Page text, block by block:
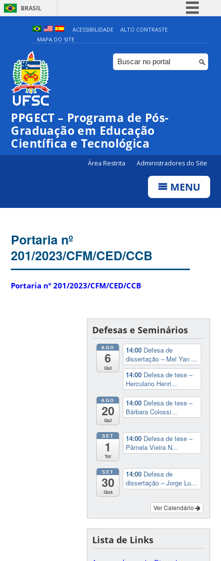
BRASIL
Simplifique!
Comunica BR
Participe
ACESSIBILIDADE
ALTO CONTRASTE
MAPA DO SITE
PPGECT – Programa de Pós-
Graduação em Educação
Científica e Tecnológica
Área Restrita Administradores do Site
MENU
Portaria nº
201/2023/CFM/CED/CCB
Portaria nº 201/2023/CFM/CED/CCB
Defesas e Seminários
AGO
6
Qui
14:00 Defesa de
dissertação – Mel Yan ...
14:00 Defesa de tese –
Herculano Henri...
AGO
20
Qui
14:00 Defesa de tese –
Bárbara Colossi...
SET
1
Ter
14:00 Defesa de tese –
Pâmela Vieira N...
SET
30
Qua
14:00 Defesa de
dissertação – Jorge Lu...
Ver Calendário
Lista de Links